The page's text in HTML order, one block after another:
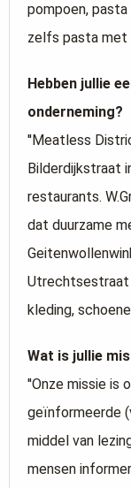
pompoen,
zelfs pasta met
Hebben jullie
onderneming?
''Meatless
Bilderdijkstraat
restaurants.
dat duurzame
Utrechtsestraat
kleding,
Wat is jullie
''Onze missie is
geïnformeerde
middel van
mensen